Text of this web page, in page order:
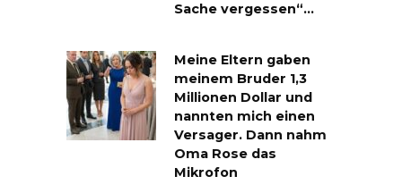
Sache vergessen“…
Meine Eltern gaben
meinem Bruder 1,3
Millionen Dollar und
nannten mich einen
Versager. Dann nahm
Oma Rose das
Mikrofon